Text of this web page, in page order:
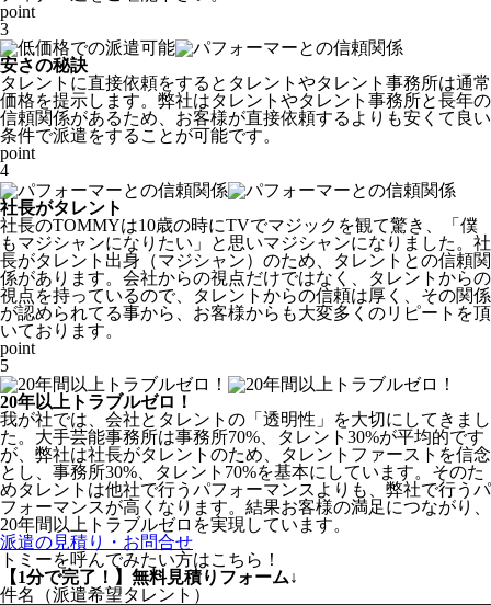
point
3
安さの秘訣
タレントに直接依頼をするとタレントやタレント事務所は通常
価格を提示します。弊社はタレントやタレント事務所と長年の
信頼関係があるため、 お客様が直接依頼するよりも安くて良い
条件で派遣をすることが可能です。
point
4
社長がタレント
社長のTOMMYは10歳の時にTVでマジックを観て驚き、「僕
もマジシャンになりたい」と思いマジシャンになりました。社
長がタレント出身（マジシャン）のため、タレントとの信頼関
係があります。会社からの視点だけではなく、
タレントからの
視点を持っているので、タレントからの信頼は厚く、その関係
が認められてる事から、お客様からも大変多くのリピートを頂
いております。
point
5
20年以上トラブルゼロ！
我が社では、会社とタレントの「透明性」を大切にしてきまし
た。 大手芸能事務所は事務所70%、タレント30%が平均的です
が、 弊社は社長がタレント のため、タレントファーストを信念
とし、 事務所30%、タレント70%を基本にしています。そのた
めタレントは他社で行うパフォーマンスよりも、弊社で行うパ
フォーマンスが高くなります。結果お客様の満足につながり、
20年間以上トラブルゼロを実現しています。
派遣の見積り・お問合せ
トミーを呼んでみたい方はこちら！
【1分で完了！】 無料見積りフォーム↓
件名（派遣希望タレント）